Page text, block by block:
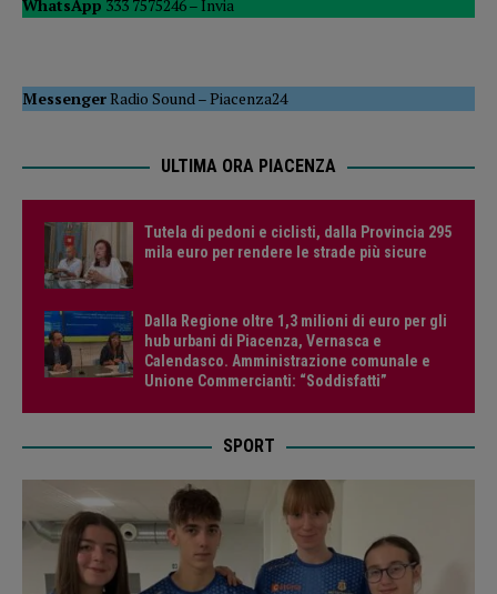
WhatsApp 333 7575246 – Invia
MessengerRadio Sound –Piacenza24
ULTIMA ORA PIACENZA
Tutela di pedoni e ciclisti, dalla Provincia 295
mila euro per rendere le strade più sicure
Dalla Regione oltre 1,3 milioni di euro per gli
hub urbani di Piacenza, Vernasca e
Calendasco. Amministrazione comunale e
Unione Commercianti: “Soddisfatti”
SPORT